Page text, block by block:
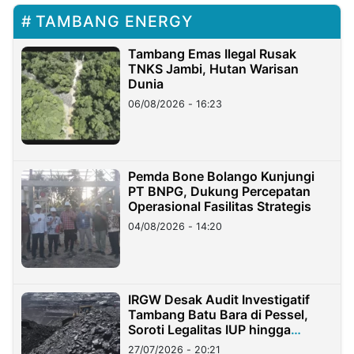
TAMBANG ENERGY
Tambang Emas Ilegal Rusak
TNKS Jambi, Hutan Warisan
Dunia
06/08/2026 - 16:23
Pemda Bone Bolango Kunjungi
PT BNPG, Dukung Percepatan
Operasional Fasilitas Strategis
04/08/2026 - 14:20
IRGW Desak Audit Investigatif
Tambang Batu Bara di Pessel,
Soroti Legalitas IUP hingga
Stockpile
27/07/2026 - 20:21